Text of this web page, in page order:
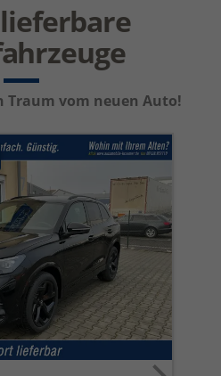
Traum vom neuen Auto!